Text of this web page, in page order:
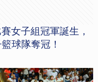
女子組冠軍誕生，
球隊奪冠！